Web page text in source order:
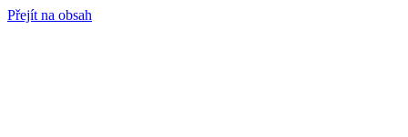
Přejít na obsah